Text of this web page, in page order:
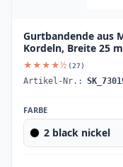
Gurtbandende aus
Kordeln, Breite 25
★★★★½ (27)
Artikel-Nr.:
FARBE
2 black nickel